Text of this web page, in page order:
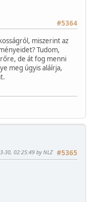
#5364
miszerint az
Tudom,
de át fog menni
meg úgyis aláírja,
#5365
30, 02:25:49 by NLZ